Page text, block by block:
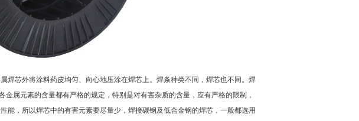
芯外将涂料药皮均匀、向心地压涂在焊芯上。焊条种类不同，焊芯也不同。焊
属元素的含量都有严格的规定，特别是对有害杂质的含量，应有严格的限制，
能，所以焊芯中的有害元素要尽量少，焊接碳钢及低合金钢的焊芯，一般都选用